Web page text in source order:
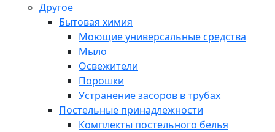
Другое
Бытовая химия
Моющие универсальные средства
Мыло
Освежители
Порошки
Устранение засоров в трубах
Постельные принадлежности
Комплекты постельного белья